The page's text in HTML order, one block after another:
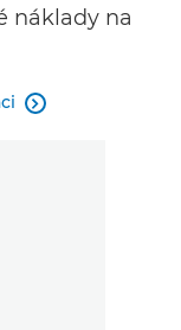
náklady na
